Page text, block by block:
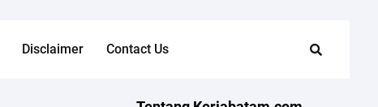
Disclaimer Contact Us